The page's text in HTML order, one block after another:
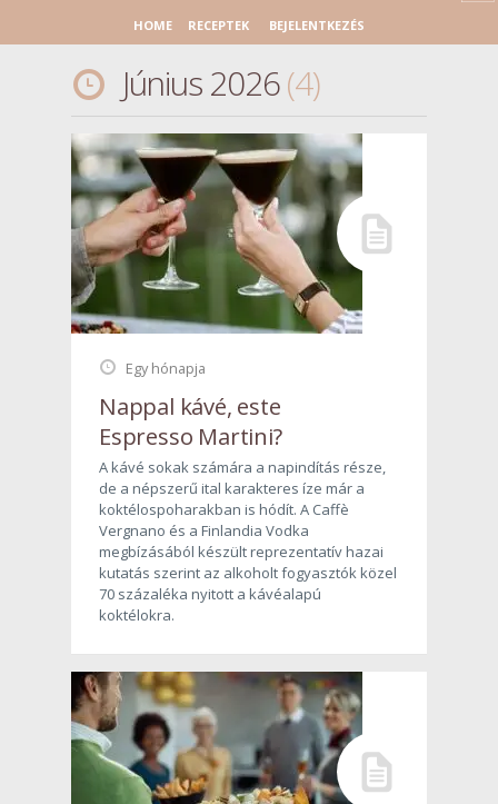
HOME RECEPTEK BEJELENTKEZÉS
Június 2026 4
Egy hónapja
Nappal kávé, este
Espresso Martini?
A kávé sokak számára a napindítás része,
de a népszerű ital karakteres íze már a
koktélospoharakban is hódít. A Caffè
Vergnano és a Finlandia Vodka
megbízásából készült reprezentatív hazai
kutatás szerint az alkoholt fogyasztók közel
70 százaléka nyitott a kávéalapú
koktélokra.